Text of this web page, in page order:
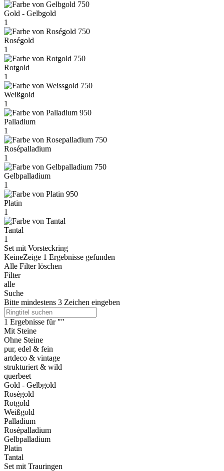
Gold - Gelbgold
1
Roségold
1
Rotgold
1
Weißgold
1
Palladium
1
Rosépalladium
1
Gelbpalladium
1
Platin
1
Tantal
1
Set mit Vorsteckring
KeineZeige 1 Ergebnisse gefunden
Alle Filter löschen
Filter
alle
Suche
Bitte mindestens 3 Zeichen eingeben
1 Ergebnisse für ""
Mit Steine
Ohne Steine
pur, edel & fein
artdeco & vintage
strukturiert & wild
querbeet
Gold - Gelbgold
Roségold
Rotgold
Weißgold
Palladium
Rosépalladium
Gelbpalladium
Platin
Tantal
Set mit Trauringen